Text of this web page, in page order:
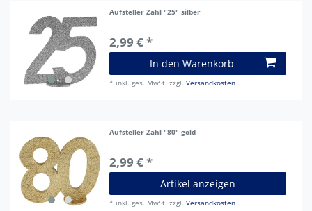
Aufsteller Zahl "25" silber
2,99 € *
In den Warenkorb
* inkl. ges. MwSt. zzgl.Versandkosten
Aufsteller Zahl "80" gold
2,99 € *
Artikel anzeigen
* inkl. ges. MwSt. zzgl.Versandkosten